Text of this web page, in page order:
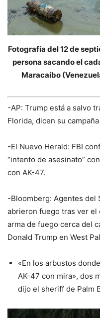
Fotografía del 12 de
persona sacando el
Maracaibo
-AP: Trump está a salvo
Florida, dicen su
-El Nuevo Herald: FBI
“intento de asesinato”
con AK-47.
-Bloomberg: Agentes del
abrieron fuego tras ver el
arma de fuego cerca del
Donald Trump en West
«En los arbustos
AK-47 con mira», dos
dijo el sheriff de Palm